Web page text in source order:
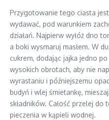
Przygotowanie tego ciasta
wydawać, pod warunkiem
działań. Najpierw wyłóż dno
a boki wysmaruj masłem. W
cukrem, dodając jajka jedno
wysokich obrotach, aby nie
wyrastaniu i późniejszemu
budyń i wlej śmietankę,
składników. Całość przelej
pieczenia w kąpieli wodnej.